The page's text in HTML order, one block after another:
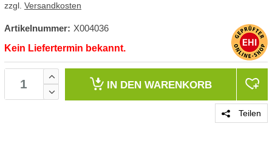
zzgl. Versandkosten
Artikelnummer: X004036
Kein Liefertermin bekannt.
IN DEN WARENKORB
Teilen